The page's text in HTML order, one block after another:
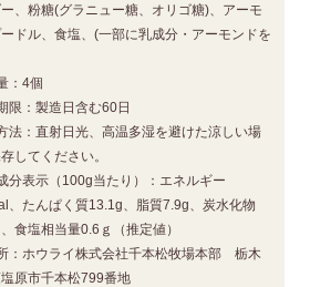
、粉糖(グラニュー糖、オリゴ糖)、アーモ
ドル、食塩、(一部に乳成分・アーモンドを
：4個
限：製造日含む60日
法：直射日光、高温多湿を避けた涼しい場
してください。
分表示（100g当たり）：エネルギー
、たんぱく質13.1g、脂質7.9g、炭水化物
食塩相当量0.6ｇ（推定値）
：ホウライ株式会社千本松牧場本部 栃木
原市千本松799番地